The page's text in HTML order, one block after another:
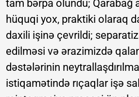
tam bərpa olundu; Qarabağ
hüquqi yox, praktiki olaraq
daxili işinə çevrildi;
edilməsi və ərazimizdə
dəstələrinin
istiqamətində rıçaqlar işə